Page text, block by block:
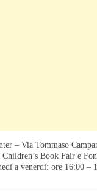
– Via Tommaso
Book Fair e
a venerdì: ore 16:00